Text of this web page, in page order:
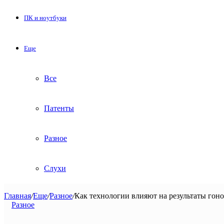
ПК и ноутбуки
Еще
Все
Патенты
Разное
Слухи
Главная/Еще/Разное/Как технологии влияют на результаты
Разное